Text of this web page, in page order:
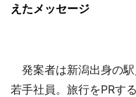
えたメッセージ
発案者は新潟出身の
若手社員。旅行をPRす